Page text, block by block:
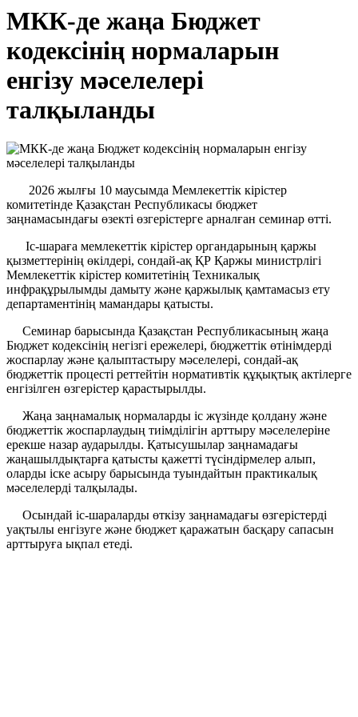
МКК-де жаңа Бюджет
кодексінің нормаларын
енгізу мәселелері
талқыланды
2026 жылғы 10 маусымда Мемлекеттік кірістер
комитетінде Қазақстан Республикасы бюджет
заңнамасындағы өзекті өзгерістерге арналған семинар өтті.
Іс-шараға мемлекеттік кірістер органдарының қаржы
қызметтерінің өкілдері, сондай-ақ ҚР Қаржы министрлігі
Мемлекеттік кірістер комитетінің Техникалық
инфрақұрылымды дамыту және қаржылық қамтамасыз ету
департаментінің мамандары қатысты.
Семинар барысында Қазақстан Республикасының жаңа
Бюджет кодексінің негізгі ережелері, бюджеттік өтінімдерді
жоспарлау және қалыптастыру мәселелері, сондай-ақ
бюджеттік процесті реттейтін нормативтік құқықтық актілерге
енгізілген өзгерістер қарастырылды.
Жаңа заңнамалық нормаларды іс жүзінде қолдану және
бюджеттік жоспарлаудың тиімділігін арттыру мәселелеріне
ерекше назар аударылды. Қатысушылар заңнамадағы
жаңашылдықтарға қатысты қажетті түсіндірмелер алып,
оларды іске асыру барысында туындайтын практикалық
мәселелерді талқылады.
Осындай іс-шараларды өткізу заңнамадағы өзгерістерді
уақтылы енгізуге және бюджет қаражатын басқару сапасын
арттыруға ықпал етеді.